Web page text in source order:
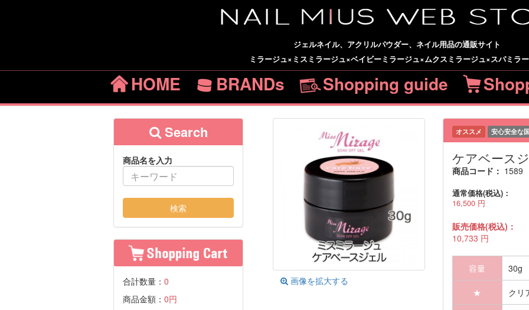
ジェルネイル、アクリルパウダー、ネイル用品の通販サイト
ミラージュ×ミスミラージュ×ベイビーミラージュ×ムクスミラージュ×スパミラ
HOME BRANDs Shopping guide
画像を拡大する
オススメ 安心安全な
ケアベース
商品コード： 1589
通常価格(税込)：
16,500円
販売価格(税込)：
10,733 円
容量 30g
★ クリ
Search
商品名を入力
検索
合計数量： 0
商品金額： 0円